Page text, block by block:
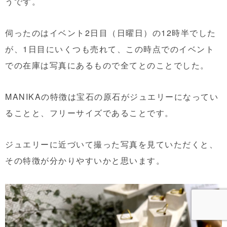
伺ったのはイベント2日目（日曜日）の12時半でした
が、1日目にいくつも売れて、この時点でのイベント
での在庫は写真にあるもので全てとのことでした。
MANIKAの特徴は宝石の原石がジュエリーになってい
ることと、フリーサイズであることです。
ジュエリーに近づいて撮った写真を見ていただくと、
その特徴が分かりやすいかと思います。